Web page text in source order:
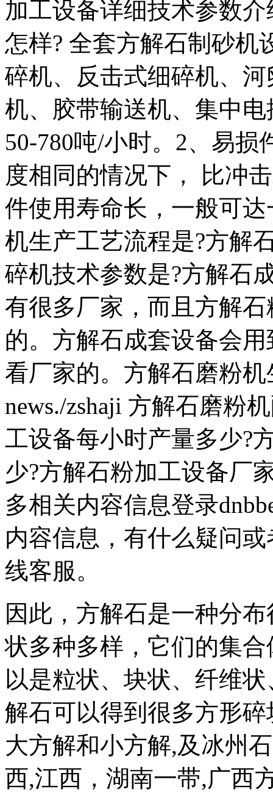
加工设备详细技术参数
怎样? 全套方解石制砂机
碎机、反击式细碎机、
机、胶带输送机、集中
50-780吨/小时。2、易
度相同的情况下， 比冲
件使用寿命长，一般可
机生产工艺流程是?方解
碎机技术参数是?方解石
有很多厂家，而且方解
的。方解石成套设备会
看厂家的。方解石磨粉
news./zshaji 方解石磨粉
工设备每小时产量多少?
少?方解石粉加工设备厂
多相关内容信息登录
内容信息，有什么疑问
线客服。
因此，方解石是一种分
状多种多样，它们的集
以是粒状、块状、纤维
解石可以得到很多方形
大方解和小方解,及冰州
西,江西，湖南一带,广西